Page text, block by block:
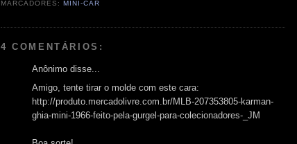
MARCADORES:MINI-CAR
4 COMENTÁRIOS:
Anônimo disse...
Amigo, tente tirar o molde com este cara:
http://produto.mercadolivre.com.br/MLB-207353805-karman-
ghia-mini-1966-feito-pela-gurgel-para-colecionadores-_JM